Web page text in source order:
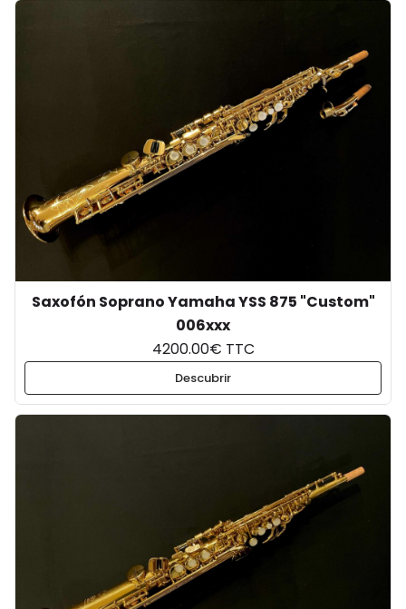
Saxofón Soprano Yamaha YSS 875 "Custom"
006xxx
4200.00€ TTC
Descubrir